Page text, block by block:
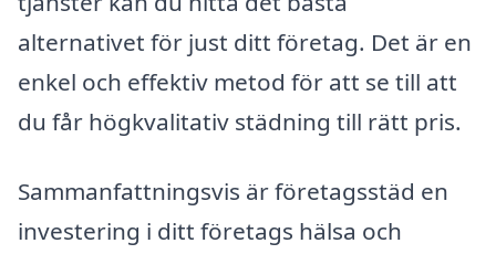
alternativet för just ditt företag. Det är en
enkel och effektiv metod för att se till att
du får högkvalitativ städning till rätt pris.
Sammanfattningsvis är företagsstäd en
investering i ditt företags hälsa och